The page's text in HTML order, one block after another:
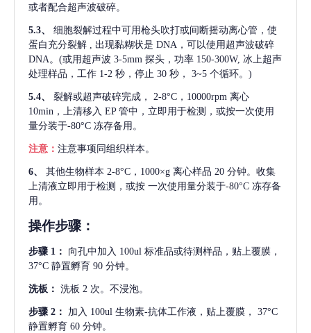
或者配合超声波破碎。
5.3、
细胞裂解过程中可用枪头吹打或间断摇动离心管，使
蛋白充分裂解 , 出现黏糊状是 DNA，可以使用超声波破碎
DNA。(或用超声波 3-5mm 探头，功率 150-300W, 冰上超声
处理样品，工作 1-2 秒，停止 30 秒， 3~5 个循环。)
5.4、 裂解或超声破碎完成，
2-8°C，10000rpm 离心
10min，上清移入 EP 管中，立即用于检测，或按一次使用
量分装于-80°C 冻存备用。
注意： 注意事项同组织样本。
6、 其他生物样本 2-8°C，1000×g 离心样品 20 分钟。收集
上清液立即用于检测，或按 一次使用量分装于-80°C 冻存备
用。
操作步骤：
步骤 1： 向孔中加入 100ul 标准品或待测样品，贴上覆膜，
37°C 静置孵育 90 分钟。
洗板： 洗板 2 次。不浸泡。
步骤 2： 加入 100ul 生物素-抗体工作液，贴上覆膜， 37°C
静置孵育 60 分钟。